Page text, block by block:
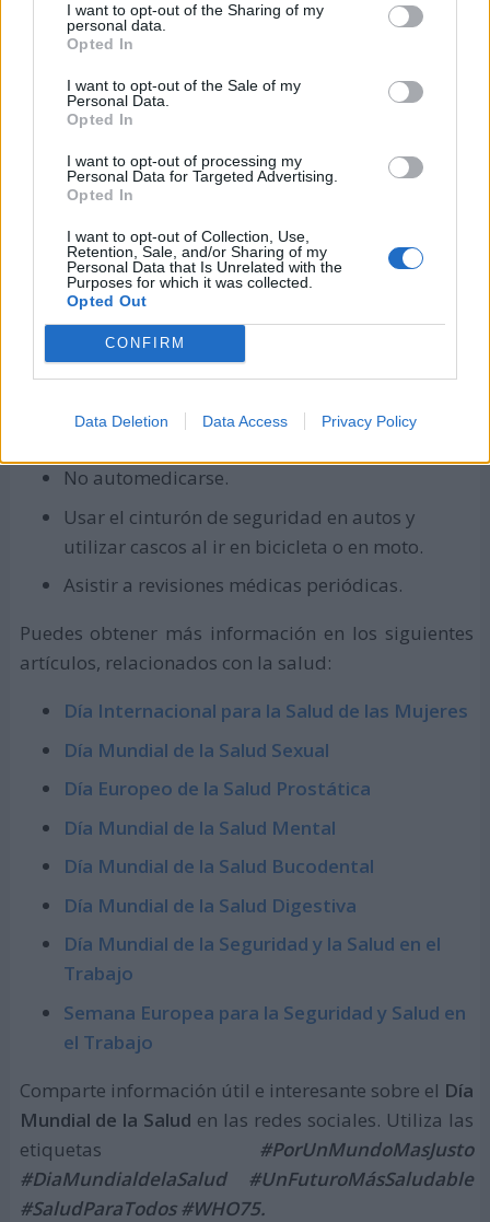
I want to opt-out of the Sharing of my
personal data.
Opted In
I want to opt-out of the Sale of my
Personal Data.
Opted In
I want to opt-out of processing my
Personal Data for Targeted Advertising.
Opted In
I want to opt-out of Collection, Use,
Retention, Sale, and/or Sharing of my
Personal Data that Is Unrelated with the
Purposes for which it was collected.
Opted Out
CONFIRM
Data Deletion Data Access Privacy Policy
consumo de alimentos y bebidas altamente
procesados.
Hacer ejercicios regularmente.
Evitar el consumo de alcohol y sustancias
estupefacientes.
Desplazarse en la medida de lo posible a pie o
en bicicleta.
Mantener hábitos personales de higiene y
limpieza diarios.
Apagar las luces que no se estén utilizando en
el hogar.
No automedicarse.
Usar el cinturón de seguridad en autos y
utilizar cascos al ir en bicicleta o en moto.
Asistir a revisiones médicas periódicas.
Puedes obtener más información en los siguientes
artículos, relacionados con la salud:
Día Internacional para la Salud de las Mujeres
Día Mundial de la Salud Sexual
Día Europeo de la Salud Prostática
Día Mundial de la Salud Mental
Día Mundial de la Salud Bucodental
Día Mundial de la Salud Digestiva
Día Mundial de la Seguridad y la Salud en el
Trabajo
Semana Europea para la Seguridad y Salud en
el Trabajo
Comparte información útil e interesante sobre el Día
Mundial de la Salud en las redes sociales. Utiliza las
etiquetas #PorUnMundoMasJusto
#DiaMundialdelaSalud #UnFuturoMásSaludable
#SaludParaTodos #WHO75.